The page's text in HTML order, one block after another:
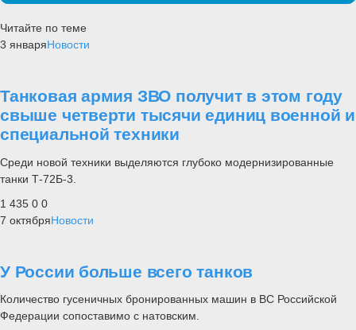
Читайте по теме
3 январяНовости
Танковая армия ЗВО получит в этом году
свыше четверти тысячи единиц военной и
специальной техники
Среди новой техники выделяются глубоко модернизированные
танки Т-72Б-3.
1 435 0 0
7 октябряНовости
У России больше всего танков
Количество гусеничных бронированных машин в ВС Российской
Федерации сопоставимо с натовским.